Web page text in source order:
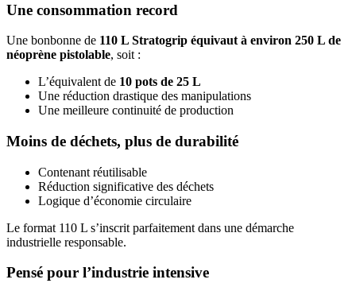
Une consommation record
Une bonbonne de 110 L Stratogrip équivaut à environ 250 L de
néoprène pistolable, soit :
L’équivalent de 10 pots de 25 L
Une réduction drastique des manipulations
Une meilleure continuité de production
Moins de déchets, plus de durabilité
Contenant réutilisable
Réduction significative des déchets
Logique d’économie circulaire
Le format 110 L s’inscrit parfaitement dans une démarche
industrielle responsable.
Pensé pour l’industrie intensive